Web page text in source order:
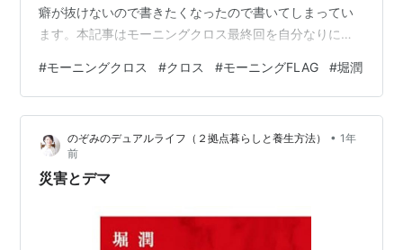
癖が抜けないので書きたくなったので書いてしまってい
ます。本記事はモーニングクロス最終回を自分なりに覚
年3月31日をもってTOKYO MXで朝放送されていたニュ
ース番組『モーニングクロス』（以下、クロス）が終了
しました。 s.mxtv.jp埋め込み画像だと恐らく番組開始し
た当初のお二人の写真が表示されるの何でだろう。クロ
スはMC堀潤さん、キャスター宮瀬茉祐子さんを中心とし
た1時間の生放送ニュー…
#モーニングクロス #クロス #モーニングFLAG #堀潤
のぞみのデュアルライフ（２拠点暮らしと養生方法） • 1年
前
災害とデマ